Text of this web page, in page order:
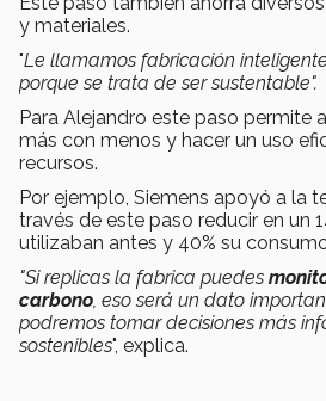
y materiales.
"Le llamamos fabricación
porque se trata de ser sustentable".
Para Alejandro este paso permite
más con menos y hacer un uso
recursos.
Por ejemplo, Siemens apoyó a la
través de este paso reducir en un
utilizaban antes y 40% su
"Si replicas la fabrica puedes
carbono, eso será un dato
podremos tomar decisiones más
sostenibles", explica.